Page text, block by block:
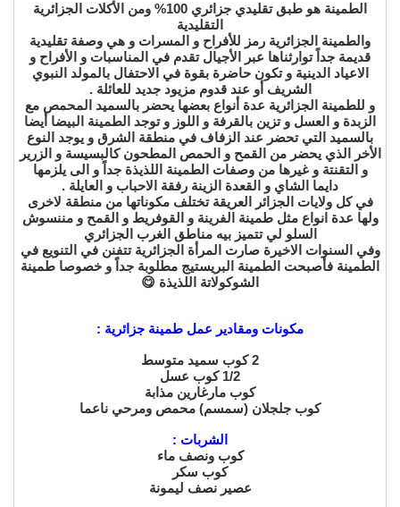
الطمينة هو طبق تقليدي جزائري 100% ومن الأكلات الجزائرية
التقليدية
والطمينة الجزائرية رمز للأفراح و المسرات و هي وصفة تقليدية
قديمة جداً توارثناها عبر الأجيال تقدم في المناسبات و الأفراح و
الاعياد الدينية و تكون حاضرة بقوة في الاحتفال بالمولد النبوي
الشريف أو عند قدوم مزيود جديد للعائلة .
و للطمينة الجزائرية عدة أنواع بعضها يحضر بالسميد المحمص مع
الزبدة و العسل و تزين بالقرفة و اللوز و توجد الطمينة البيضا أيضا
بالسميد التي تحضر عند الزفاف في منطقة الشرق و يوجد النوع
الأخر الذي يحضر من القمح و الحمص المطحون كالبسيسة و الزرير
و التقنتة و غيرها من وصفات الطمينة اللذيذة جداً و الى يلزمها
دايما الشاي و القعدة الزينة رفقة الاحباب و العايلة .
في كل ولايات الجزائر العريقة تختلف مكوناتها من منطقة لاخرى
ولها عدة انواع مثل طمينة الفرينة و القوفريط و القمح و مننسوش
السلو لي تتميز بيه مناطق الغرب الجزائري
وفي السنوات الاخيرة صارت المرأة الجزائرية تتفنن في التنويع في
الطمينة فأصبحت الطمينة البريستيج مطلوبة جداً و خصوصا طمينة
الشوكولاتة اللذيذة 😋
مكونات ومقادير عمل طمينة جزائرية :
2 كوب سميد متوسط
1/2 كوب عسل
كوب مارغارين مذابة
كوب جلجلان (سمسم) محمص ومرحي ناعما
الشربات :
كوب ونصف ماء
كوب سكر
عصير نصف ليمونة